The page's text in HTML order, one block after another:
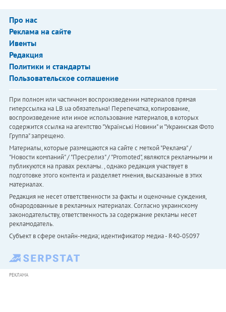
Про нас
Реклама на сайте
Ивенты
Редакция
Политики и стандарты
Пользовательское соглашение
При полном или частичном воспроизведении материалов прямая
гиперссылка на LB.ua обязательна! Перепечатка, копирование,
воспроизведение или иное использование материалов, в которых
содержится ссылка на агентство "Українськi Новини" и "Украинская Фото
Группа" запрещено.
Материалы, которые размещаются на сайте с меткой "Реклама" /
"Новости компаний" / "Пресрелиз" / "Promoted", являются рекламными и
публикуются на правах рекламы. , однако редакция участвует в
подготовке этого контента и разделяет мнения, высказанные в этих
материалах.
Редакция не несет ответственности за факты и оценочные суждения,
обнародованные в рекламных материалах. Согласно украинскому
законодательству, ответственность за содержание рекламы несет
рекламодатель.
Субъект в сфере онлайн-медиа; идентификатор медиа - R40-05097
РЕКЛАМА